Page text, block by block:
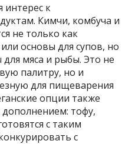
интерес к
Кимчи, комбуча и
не только как
основы для супов, но
мяса и рыбы. Это не
палитру, но и
для пищеварения
опции также
тофу,
с таким
с